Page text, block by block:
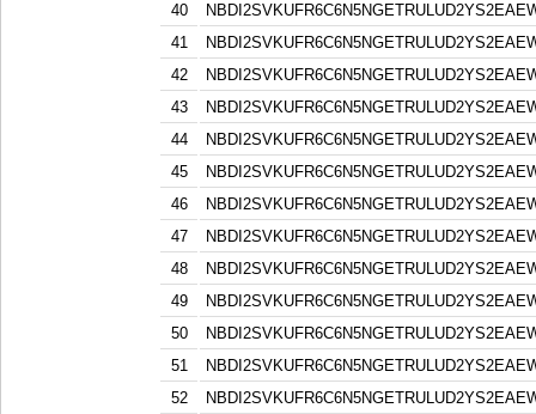
40
41
42
43
44
45
46
47
48
49
50
51
52